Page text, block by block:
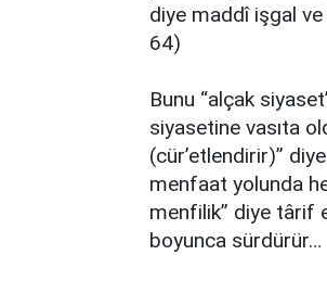
diye maddî işgal
64)
Bunu “alçak
siyasetine vasıta
(cür’etlendirir)”
menfaat yolunda
menfilik” diye târif
boyunca sürdürür…